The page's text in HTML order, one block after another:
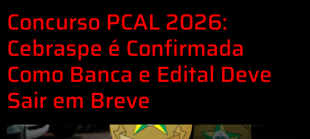
Concurso PCAL 2026:
Cebraspe é Confirmada
Como Banca e Edital Deve
Sair em Breve